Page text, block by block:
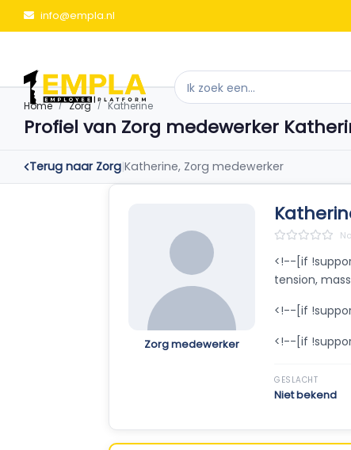
info@empla.nl
Home Zorg Katherine
Profiel van Zorg medewerker
Terug naar Zorg|Katherine, Zorg medewerker
Zorg medewerker
<!--[if
tension,
<!--[if
<!--[if
GESLACHT
Niet bekend